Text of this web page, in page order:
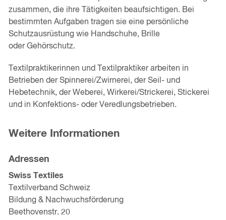
zusammen, die ihre Tätigkeiten beaufsichtigen. Bei
bestimmten Aufgaben tragen sie eine persönliche
Schutzausrüstung wie Handschuhe, Brille
oder Gehörschutz.
Textilpraktikerinnen und Textilpraktiker arbeiten in
Betrieben der Spinnerei/Zwirnerei, der Seil- und
Hebetechnik, der Weberei, Wirkerei/Strickerei, Stickerei
und in Konfektions- oder Veredlungsbetrieben.
Weitere Informationen
Adressen
Swiss Textiles
Textilverband Schweiz
Bildung & Nachwuchsförderung
Beethovenstr. 20